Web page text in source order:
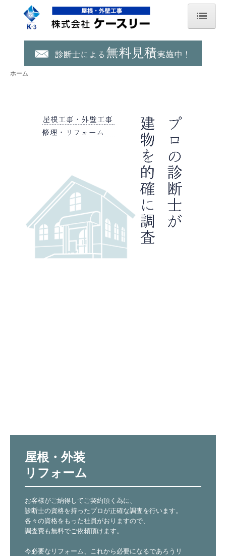
ホーム
ロープアクセス
商品一覧
シロアリ豆知識
よくあるご質問
施工事例
ホーム
屋根・外装
リフォーム
お客様がご納得してご契約頂く為に、
診断士の資格を持ったプロが正確な調査を行います。
各々の資格をもった社員がおりますので、
調査費も無料でご依頼頂けます。
今必要なリフォーム、これから必要になるであろうリ